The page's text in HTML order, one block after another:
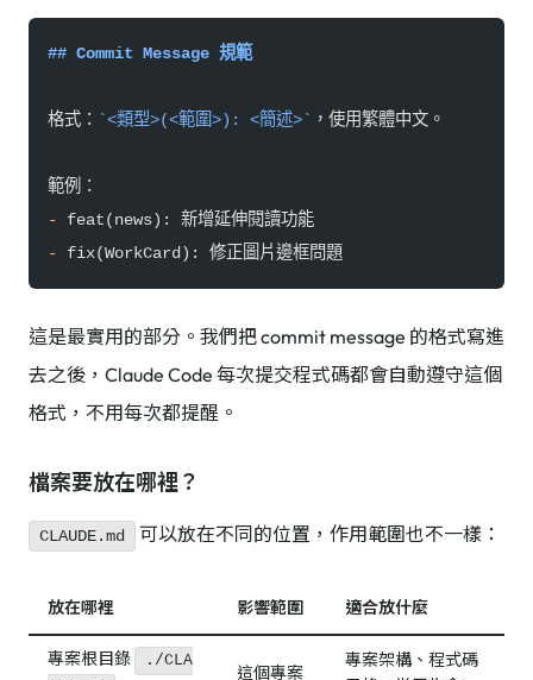
## Commit Message 規範
格式： `<類型>(<範圍>): <簡述>` ，使用繁體中文。
範例：
- feat(news): 新增延伸閱讀功能
- fix(WorkCard): 修正圖片邊框問題
這是最實用的部分。我們把 commit message 的格式寫進
去之後，Claude Code 每次提交程式碼都會自動遵守這個
格式，不用每次都提醒。
檔案要放在哪裡？
CLAUDE.md 可以放在不同的位置，作用範圍也不一樣：
放在哪裡 影響範圍 適合放什麼
專案根目錄
./CLA
這個專案
專案架構、程式碼